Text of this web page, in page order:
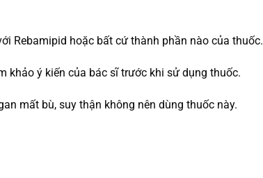
Rebamipid hoặc bất cứ thành phần nào của thuốc.
khảo ý kiến của bác sĩ trước khi sử dụng thuốc.
mất bù, suy thận không nên dùng thuốc này.